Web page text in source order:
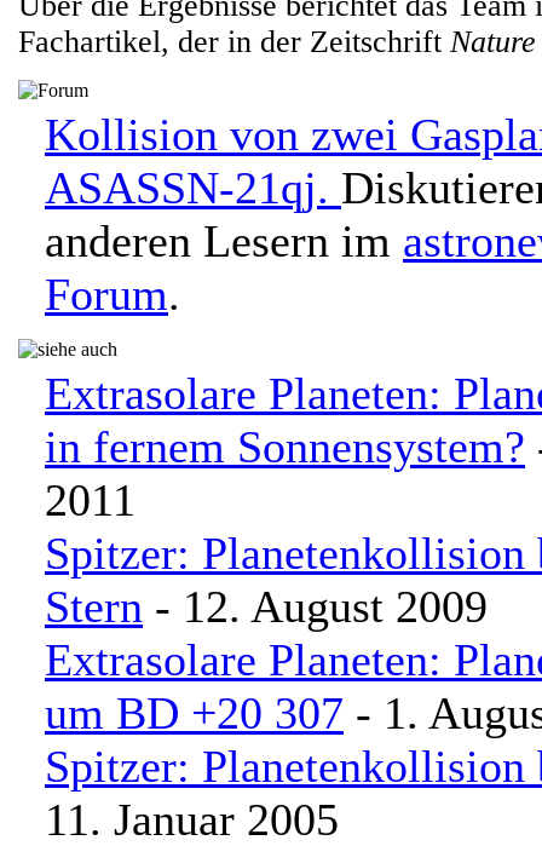
Fachartikel, der in der Zeitschrift Nature
Kollision von zwei
ASASSN-21qj.
anderen Lesern im
Forum.
Extrasolare Planeten:
in fernem Sonnensystem?
2011
Spitzer: Planetenkollision
Stern - 12. August 2009
Extrasolare Planeten:
um BD +20 307 - 1.
Spitzer: Planetenkollision
11. Januar 2005